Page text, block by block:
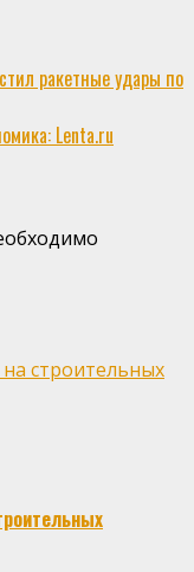
ракетные удары по
Lenta.ru
строительных